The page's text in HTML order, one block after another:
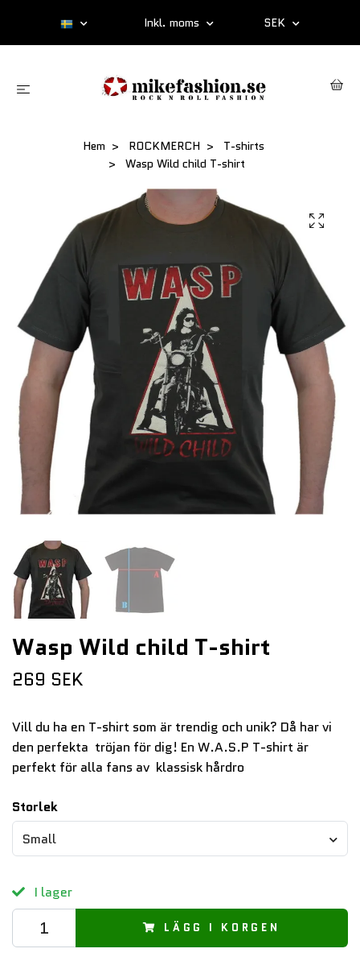
Inkl. moms SEK
Hem ROCKMERCH
T-shirts
Wasp Wild child T-shirt
Wasp Wild child T-shirt
269 SEK
Vill du ha en T-shirt som är trendig och unik? Då har vi
den perfekta tröjan för dig! En W.A.S.P T-shirt är
perfekt för alla fans av klassisk hårdro
Storlek
Small
I lager
LÄGG I KORGEN